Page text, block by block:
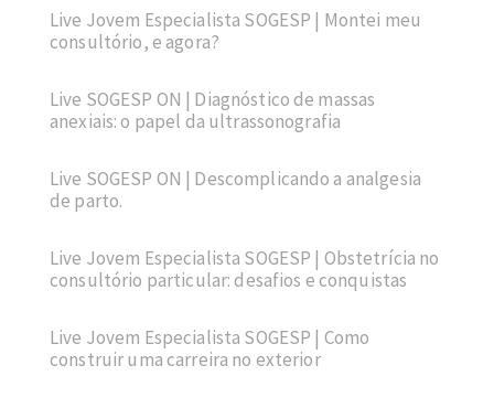
Live Jovem Especialista SOGESP | Montei meu
consultório, e agora?
Live SOGESP ON | Diagnóstico de massas
anexiais: o papel da ultrassonografia
Live SOGESP ON | Descomplicando a analgesia
de parto.
Live Jovem Especialista SOGESP | Obstetrícia no
consultório particular: desafios e conquistas
Live Jovem Especialista SOGESP | Como
construir uma carreira no exterior